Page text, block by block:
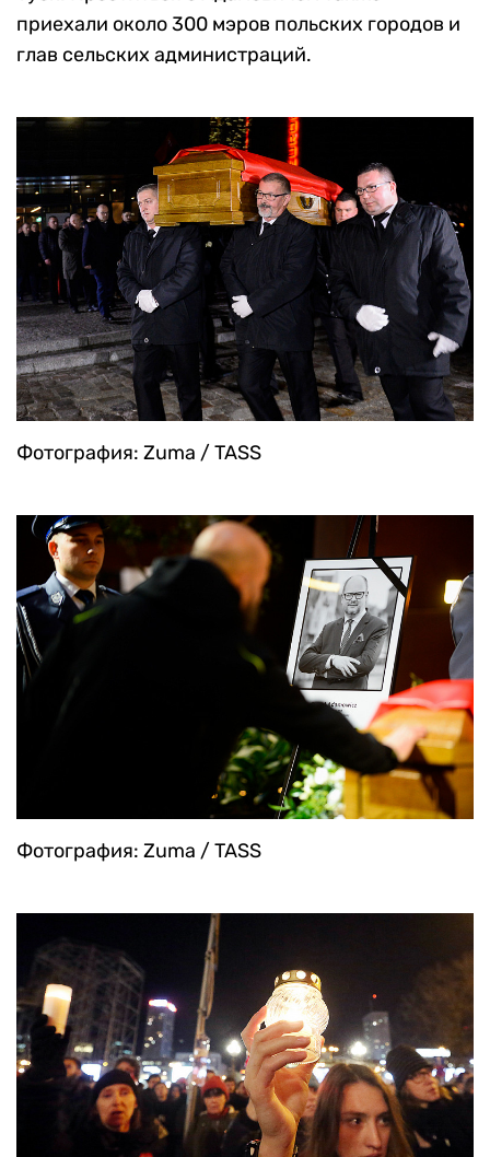
приехали около 300 мэров польских городов и
глав сельских администраций.
Фотография: Zuma / TASS
Фотография: Zuma / TASS